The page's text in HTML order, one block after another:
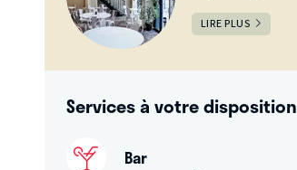
LIRE PLUS
Services à votre disposition
Bar